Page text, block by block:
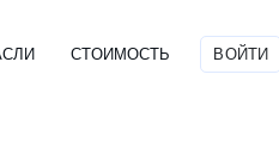
СТОИМОСТЬ ВОЙТИ